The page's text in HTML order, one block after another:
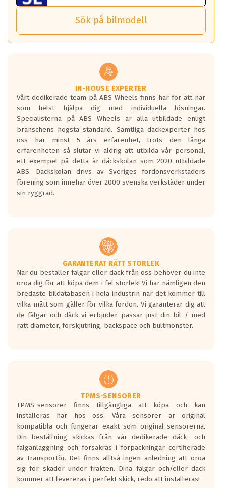
Det sparar dig tid och pengar.
*PCD står för pitch circle diameter / Bultmönster.
Viktigt att Bult respektive mutter är av storlek (17mm hylsa
Genom att du anger ditt registreringsnummer kan vi matcha
och garantera att tillbehören passar till 100%
vid åtdragning av hjulbultarna.
och temperatur till din instrumentpanel.
TPMS gör det enkelt att ha koll på att dina däck håller rätt
tryck. Skulle du tappa tryck i något däck varnar TPMS dig
om detta.
helt kort att du som förare alltid ska ha koll på lufttrycket i
Samtliga ABS Wheels fälgar är kompatibla med TPMS
sensorer.
Sök på bilmodell
IN-HOUSE EXPERTER
Vårt dedikerade team på ABS Wheels finns här för att när
som helst hjälpa dig med individuella lösningar.
Specialisterna på ABS Wheels är alla utbildade enligt
branschens högsta standard. Samtliga däckexperter hos
oss har minst 5 års erfarenhet, trots den långa
erfarenheten så slutar vi aldrig att utbilda vår personal,
ett exempel på detta är däckskolan som 2020 utbildade
ABS. Däckskolan drivs av Sveriges fordonsverkstäders
förening som innehar över 2000 svenska verkstäder under
sin ryggrad.
GARANTERAT RÄTT STORLEK
När du beställer fälgar eller däck från oss behöver du inte
oroa dig för att köpa dem i fel storlek! Vi har nämligen den
bredaste bildatabasen i hela industrin när det kommer till
vilka mått som gäller för vilka fordon. Vi garanterar dig att
de fälgar och däck vi erbjuder passar just din bil / med
rätt diameter, förskjutning, backspace och bultmönster.
TPMS-SENSORER
TPMS-sensorer finns tillgängliga att köpa och kan
installeras här hos oss. Våra sensorer är original
kompatibla och fungerar exakt som original-sensorerna.
Din beställning skickas från vår dedikerade däck- och
fälganläggning och försäkras i förpackningar certifierade
av transportör. Det finns alltså ingen anledning att oroa
sig för skador under frakten. Dina fälgar och/eller däck
kommer att levereras i perfekt skick, redo att installeras!